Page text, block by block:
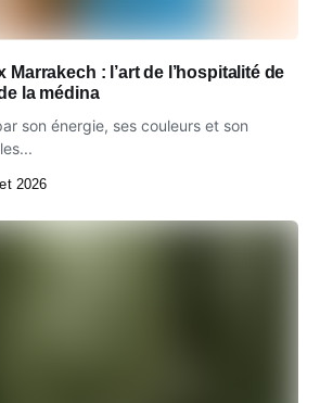
Marrakech : l’art de l’hospitalité de
la médina
son énergie, ses couleurs et son
2026